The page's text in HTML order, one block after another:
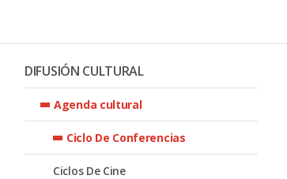
DIFUSIÓN CULTURAL
Agenda cultural
Ciclo De Conferencias
Ciclos De Cine